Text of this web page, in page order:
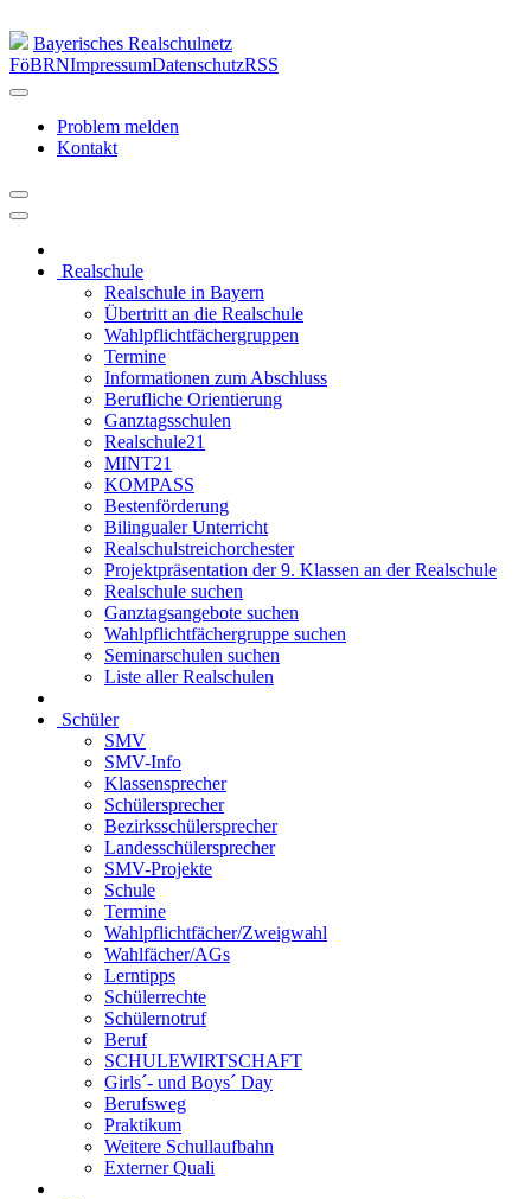
Bayerisches Realschulnetz
FöBRNImpressumDatenschutzRSS
Problem melden
Kontakt
Realschule
Realschule in Bayern
Übertritt an die Realschule
Wahlpflichtfächergruppen
Termine
Informationen zum Abschluss
Berufliche Orientierung
Ganztagsschulen
Realschule21
MINT21
KOMPASS
Bestenförderung
Bilingualer Unterricht
Realschulstreichorchester
Projektpräsentation der 9. Klassen an der Realschule
Realschule suchen
Ganztagsangebote suchen
Wahlpflichtfächergruppe suchen
Seminarschulen suchen
Liste aller Realschulen
Schüler
SMV
SMV-Info
Klassensprecher
Schülersprecher
Bezirksschülersprecher
Landesschülersprecher
SMV-Projekte
Schule
Termine
Wahlpflichtfächer/Zweigwahl
Wahlfächer/AGs
Lerntipps
Schülerrechte
Schülernotruf
Beruf
SCHULEWIRTSCHAFT
Girls´- und Boys´ Day
Berufsweg
Praktikum
Weitere Schullaufbahn
Externer Quali